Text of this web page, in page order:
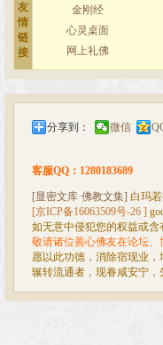
友
情
链
接
金刚经
心灵桌面
网上礼佛
分享到： 微信
客服QQ：1280183689
[显密文库·佛教文集] 白玛
[京ICP备16063509号-26 ]
如无意中侵犯您的权益或含
敬请诸位善心佛友在论坛、
愿以此功德，消除宿现业
辗转流通者，现眷咸安宁